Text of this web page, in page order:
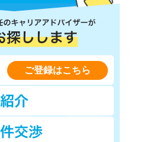
ご登録はこちら